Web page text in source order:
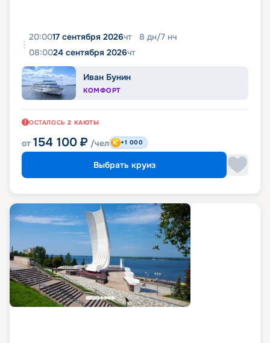
20:0017 сентября 2026чт 8 дн/7 нч
08:0024 сентября 2026чт
Иван Бунин
КОМФОРТ
ОСТАЛОСЬ 2 КАЮТЫ
от 154 100 ₽ /чел +1 000
Выбрать круиз